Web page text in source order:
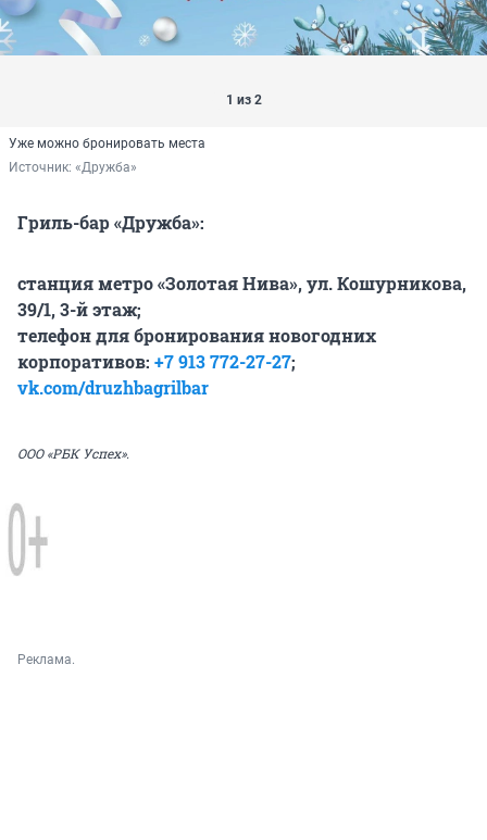
1 из 2
Уже можно бронировать места
Источник: «Дружба»
Гриль-бар «Дружба»:
станция метро «Золотая Нива», ул. Кошурникова,
39/1, 3-й этаж;
телефон для бронирования новогодних
корпоративов: +7 913 772-27-27;
vk.com/druzhbagrilbar
ООО «РБК Успех».
Реклама.